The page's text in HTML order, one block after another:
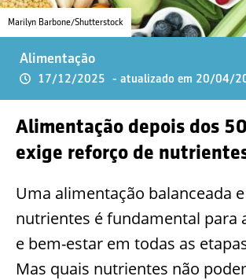
Marilyn Barbone/Shutterstock
Alimentação
17/12/2025 - atualizado em 20/04/
Alimentação depois dos
exige reforço de
Uma alimentação balanceada
nutrientes é fundamental para
e bem-estar em todas as
Mas quais nutrientes não